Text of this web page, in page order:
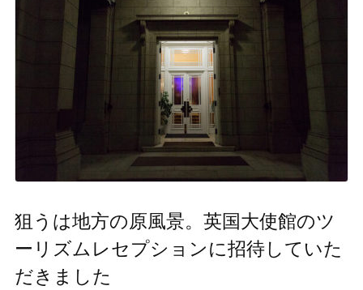
狙うは地方の原風景。英国大使館のツ
ーリズムレセプションに招待していた
だきました